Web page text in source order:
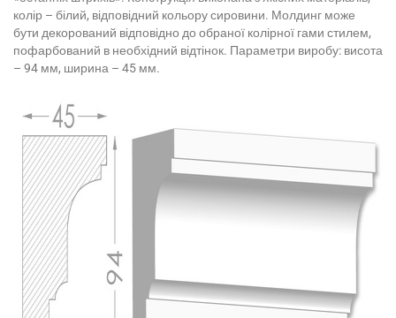
колір – білий, відповідний кольору сировини. Молдинг може
бути декорований відповідно до обраної колірної гами стилем,
пофарбований в необхідний відтінок. Параметри виробу: висота
– 94 мм, ширина – 45 мм.